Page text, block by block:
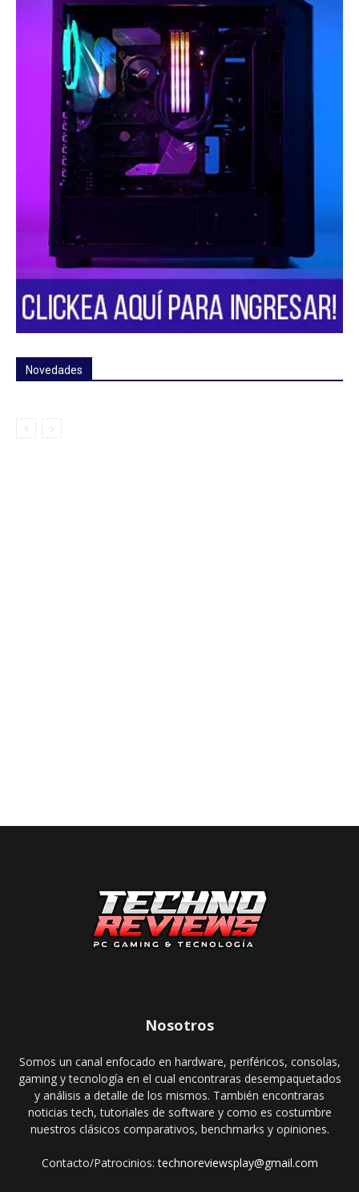
Novedades
Nosotros
Somos un canal enfocado en hardware, periféricos, consolas,
gaming y tecnología en el cual encontraras desempaquetados
y análisis a detalle de los mismos. También encontraras
noticias tech, tutoriales de software y como es costumbre
nuestros clásicos comparativos, benchmarks y opiniones.
Contacto/Patrocinios:technoreviewsplay@gmail.com